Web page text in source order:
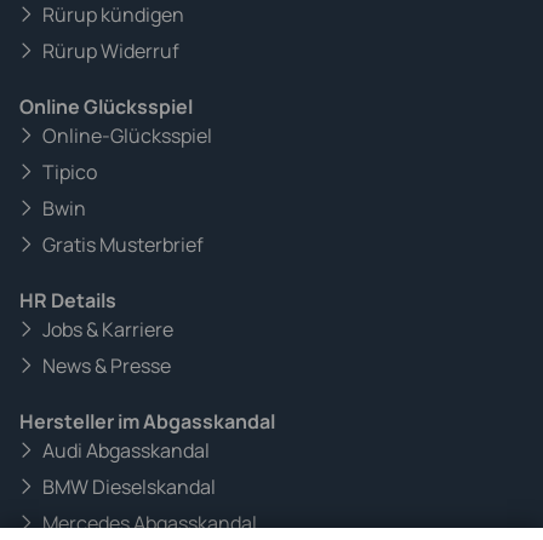
Rürup kündigen
Rürup Widerruf
Online Glücksspiel
Online-Glücksspiel
Tipico
Bwin
Gratis Musterbrief
HR Details
Jobs & Karriere
News & Presse
Hersteller im Abgasskandal
Audi Abgasskandal
BMW Dieselskandal
Mercedes Abgasskandal